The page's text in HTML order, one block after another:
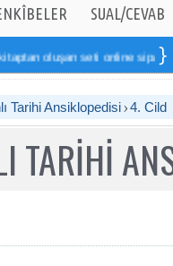
SUAL/CEVAB
seti online sipariş
Tarihi Ansiklopedisi 4. Cild
TARİHİ